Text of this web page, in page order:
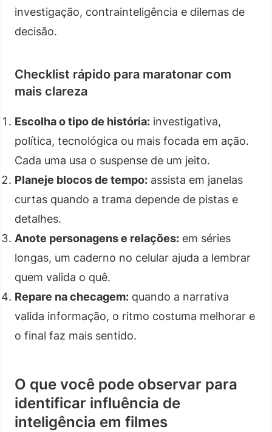
investigação, contrainteligência e dilemas de
decisão.
Checklist rápido para maratonar com
mais clareza
Escolha o tipo de história: investigativa,
política, tecnológica ou mais focada em ação.
Cada uma usa o suspense de um jeito.
Planeje blocos de tempo: assista em janelas
curtas quando a trama depende de pistas e
detalhes.
Anote personagens e relações: em séries
longas, um caderno no celular ajuda a lembrar
quem valida o quê.
Repare na checagem: quando a narrativa
valida informação, o ritmo costuma melhorar e
o final faz mais sentido.
O que você pode observar para
identificar influência de
inteligência em filmes